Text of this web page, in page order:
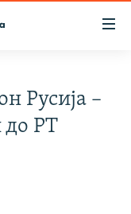
Русија –
РТ